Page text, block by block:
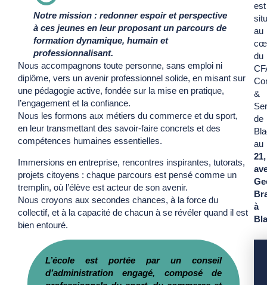
Notre mission : redonner espoir et perspective
à ces jeunes en leur proposant un parcours de
formation dynamique, humain et
professionnalisant.
Nous accompagnons toute personne, sans emploi ni
diplôme, vers un avenir professionnel solide, en misant sur
une pédagogie active, fondée sur la mise en pratique,
l’engagement et la confiance.
Nous les formons aux métiers du commerce et du sport,
en leur transmettant des savoir-faire concrets et des
compétences humaines essentielles.
Immersions en entreprise, rencontres inspirantes, tutorats,
projets citoyens : chaque parcours est pensé comme un
tremplin, où l’élève est acteur de son avenir.
Nous croyons aux secondes chances, à la force du
collectif, et à la capacité de chacun à se révéler quand il est
bien entouré.
L’école est portée par un conseil
d’administration engagé, composé de
est
au
du
&
de
au
21,
à